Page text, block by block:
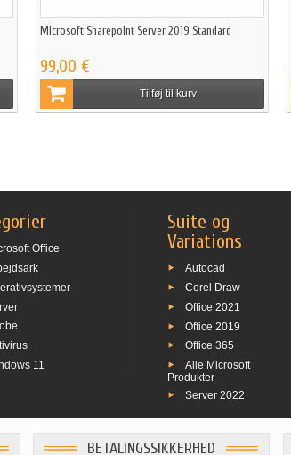
Microsoft Sharepoint Server 2019 Standard
99,00 €
Tilføj til kurv
Office
11
Suite og
Variations
Autocad
Corel Draw
Office 2021
Office 2019
Office 365
Alle Microsoft
Produkter
Server 2022
BETALINGSSIKKERHED